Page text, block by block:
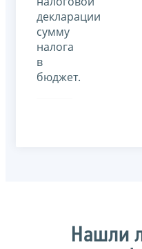
декларации
сумму
налога
в
бюджет.
Нашли